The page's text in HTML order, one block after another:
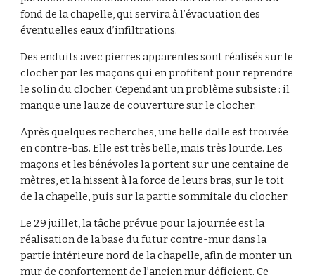
fond de la chapelle, qui servira à l’évacuation des
éventuelles eaux d’infiltrations.
Des enduits avec pierres apparentes sont réalisés sur le
clocher par les maçons qui en profitent pour reprendre
le solin du clocher. Cependant un problème subsiste : il
manque une lauze de couverture sur le clocher.
Après quelques recherches, une belle dalle est trouvée
en contre-bas. Elle est très belle, mais très lourde. Les
maçons et les bénévoles la portent sur une centaine de
mètres, et la hissent à la force de leurs bras, sur le toit
de la chapelle, puis sur la partie sommitale du clocher.
Le 29 juillet, la tâche prévue pour la journée est la
réalisation de la base du futur contre-mur dans la
partie intérieure nord de la chapelle, afin de monter un
mur de confortement de l’ancien mur déficient. Ce